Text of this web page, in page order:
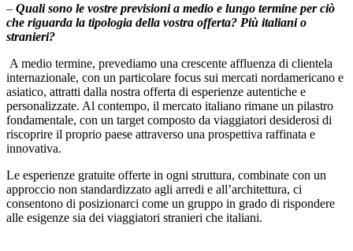
– Quali sono le vostre previsioni a medio e lungo termine per ciò
che riguarda la tipologia della vostra offerta? Più italiani o
stranieri?
A medio termine, prevediamo una crescente affluenza di clientela
internazionale, con un particolare focus sui mercati nordamericano e
asiatico, attratti dalla nostra offerta di esperienze autentiche e
personalizzate. Al contempo, il mercato italiano rimane un pilastro
fondamentale, con un target composto da viaggiatori desiderosi di
riscoprire il proprio paese attraverso una prospettiva raffinata e
innovativa.
Le esperienze gratuite offerte in ogni struttura, combinate con un
approccio non standardizzato agli arredi e all’architettura, ci
consentono di posizionarci come un gruppo in grado di rispondere
alle esigenze sia dei viaggiatori stranieri che italiani.